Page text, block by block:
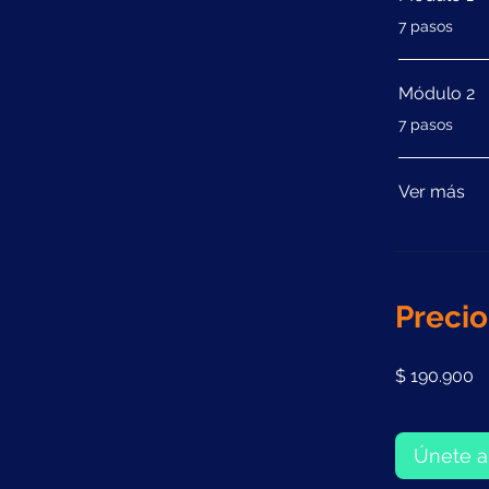
.7 pasos
Módulo 2
.7 pasos
Ver más
Precio
$ 190.900
Únete